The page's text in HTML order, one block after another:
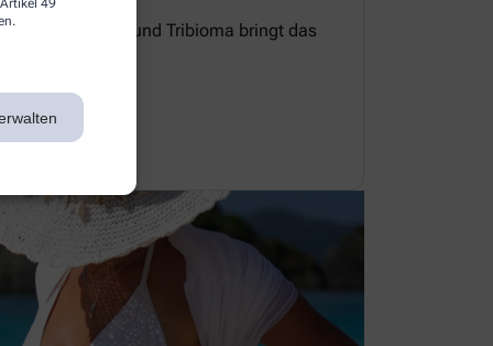
49
und Tribioma bringt das